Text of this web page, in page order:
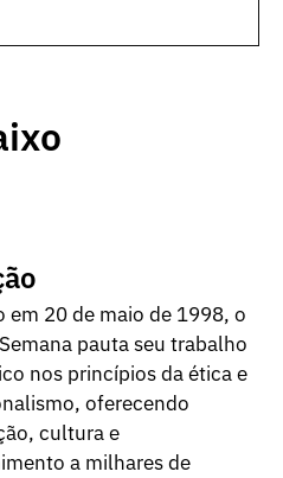
em 20 de maio de 1998, o
pauta seu trabalho
nos princípios da ética e
oferecendo
cultura e
a milhares de